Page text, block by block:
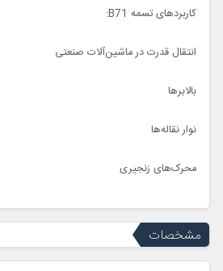
کاربردهای تسمه B71:
انتقال قدرت در ماشین‌آلات صنعتی
بالابرها
نوار نقاله‌ها
محرک‌های زنجیری
مشخصات